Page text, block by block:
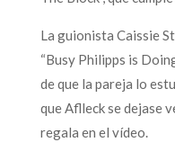
La guionista Caissie
“Busy Philipps is
de que la pareja lo
que Aflleck se dejase
regala en el vídeo.